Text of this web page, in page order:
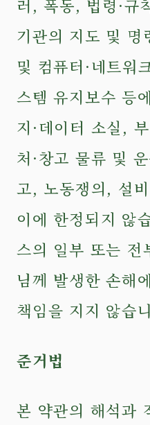
러, 폭동, 법령·규
기관의 지도 및 명
및 컴퓨터·네트워
스템 유지보수 등
지·데이터 소실,
처·창고 물류 및
고, 노동쟁의, 설
이에 한정되지 않
스의 일부 또는 전
님께 발생한 손해
책임을 지지 않습
준거법
본 약관의 해석과